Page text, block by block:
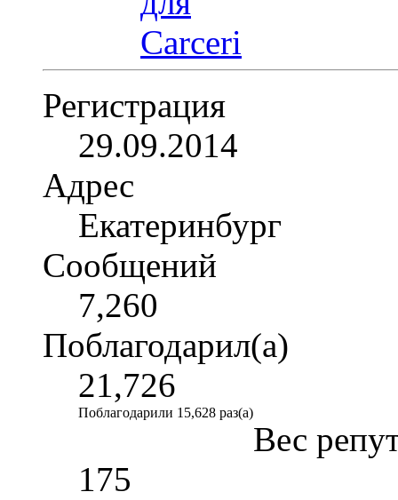
Регистрация
29.09.2014
Адрес
Екатеринбург
Сообщений
7,260
Поблагодарил(а)
21,726
Поблагодарили 15,628 раз(а)
Вес
175